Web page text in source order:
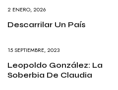
2 ENERO, 2026
Descarrilar Un País
15 SEPTIEMBRE, 2023
Leopoldo González: La
Soberbia De Claudia